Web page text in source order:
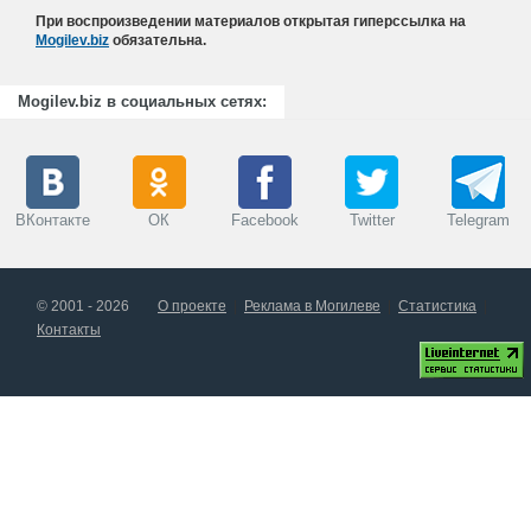
При воспроизведении материалов открытая гиперссылка на
Mogilev.biz обязательна.
Mogilev.biz в социальных сетях:
ВКонтакте ОК Facebook Twitter Telegram
© 2001 - 2026 О проекте Реклама в Могилеве
Статистика
Контакты